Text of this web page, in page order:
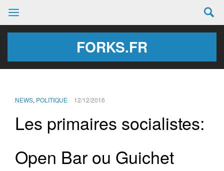
FORKS.FR
NEWS, POLITIQUE 12/12/2016
Les primaires socialistes:
Open Bar ou Guichet